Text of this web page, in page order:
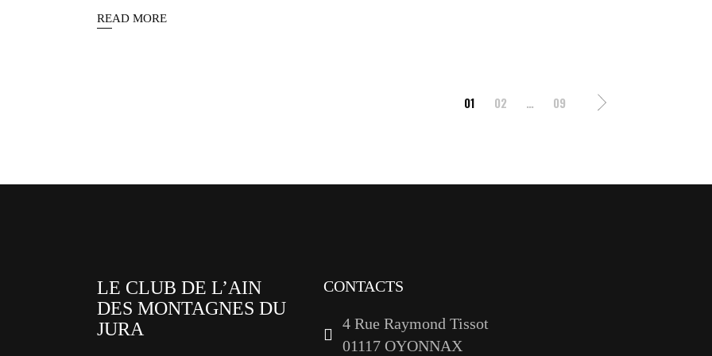
READ MORE
publications
01 02 … 09
LE CLUB DE L’AIN
DES MONTAGNES DU
JURA
CONTACTS
4 Rue Raymond Tissot
01117 OYONNAX